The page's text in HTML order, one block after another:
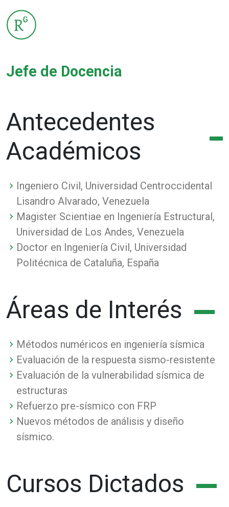
Jefe de Docencia
Antecedentes
Académicos
Ingeniero Civil, Universidad Centroccidental
Lisandro Alvarado, Venezuela
Magister Scientiae en Ingeniería Estructural,
Universidad de Los Andes, Venezuela
Doctor en Ingeniería Civil, Universidad
Politécnica de Cataluña, España
Áreas de Interés
Métodos numéricos en ingeniería sísmica
Evaluación de la respuesta sismo-resistente
Evaluación de la vulnerabilidad sísmica de
estructuras
Refuerzo pre-sísmico con FRP
Nuevos métodos de análisis y diseño
sísmico.
Cursos Dictados